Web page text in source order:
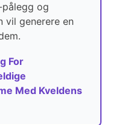
og
vil generere en
For
Med Kveldens